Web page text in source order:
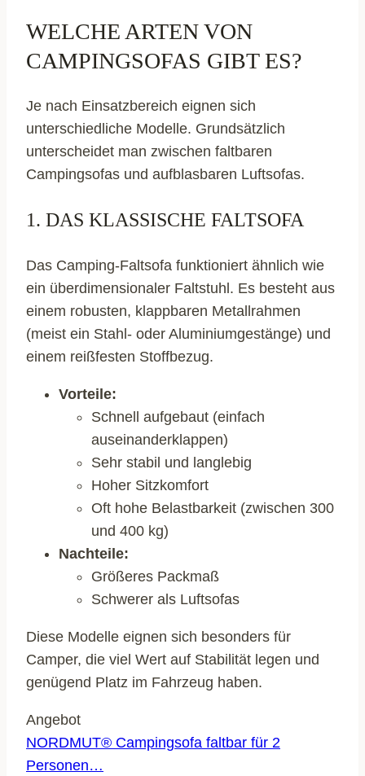
WELCHE ARTEN VON
CAMPINGSOFAS GIBT ES?
Je nach Einsatzbereich eignen sich
unterschiedliche Modelle. Grundsätzlich
unterscheidet man zwischen faltbaren
Campingsofas und aufblasbaren Luftsofas.
1. DAS KLASSISCHE FALTSOFA
Das Camping-Faltsofa funktioniert ähnlich wie
ein überdimensionaler Faltstuhl. Es besteht aus
einem robusten, klappbaren Metallrahmen
(meist ein Stahl- oder Aluminiumgestänge) und
einem reißfesten Stoffbezug.
Vorteile:
Schnell aufgebaut (einfach
auseinanderklappen)
Sehr stabil und langlebig
Hoher Sitzkomfort
Oft hohe Belastbarkeit (zwischen 300
und 400 kg)
Nachteile:
Größeres Packmaß
Schwerer als Luftsofas
Diese Modelle eignen sich besonders für
Camper, die viel Wert auf Stabilität legen und
genügend Platz im Fahrzeug haben.
Angebot
NORDMUT® Campingsofa faltbar für 2
Personen…